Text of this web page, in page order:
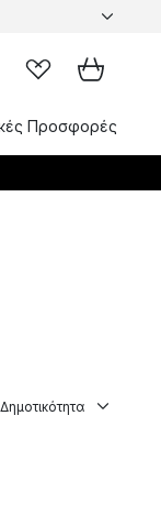
Προσφορές
Δημοτικότητα